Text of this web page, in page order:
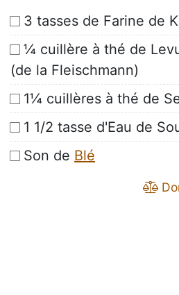
3 tasses de Farine de
¼ cuillère à thé de
(de la Fleischmann)
1¼ cuillères à thé de
1 1/2 tasse d'Eau de
Son de Blé